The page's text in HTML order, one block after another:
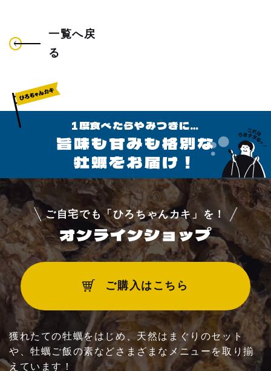
ご利用いただけるお支払方法
一覧へ戻
る
1度食べたらやみつきに…
旨味も甘みも格別な
牡蠣をお届け！
ご自宅でも「ひろちゃんカキ」を！
オンラインショップ
ご購入はこちら
獲れたての牡蠣をはじめ、天然はまぐりのセット
や、牡蠣ご飯の素などさまざまなメニューを取り揃
えています！